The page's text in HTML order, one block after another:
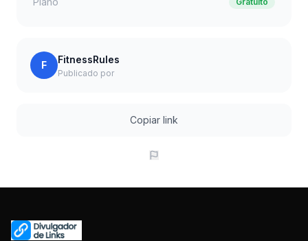
F FitnessRules
Publicado por
Copiar link